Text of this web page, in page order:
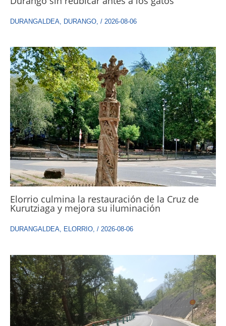
DURANGALDEA DURANGO / 2026-08-06
Elorrio culmina la restauración de la Cruz de
Kurutziaga y mejora su iluminación
DURANGALDEA, ELORRIO, / 2026-08-06